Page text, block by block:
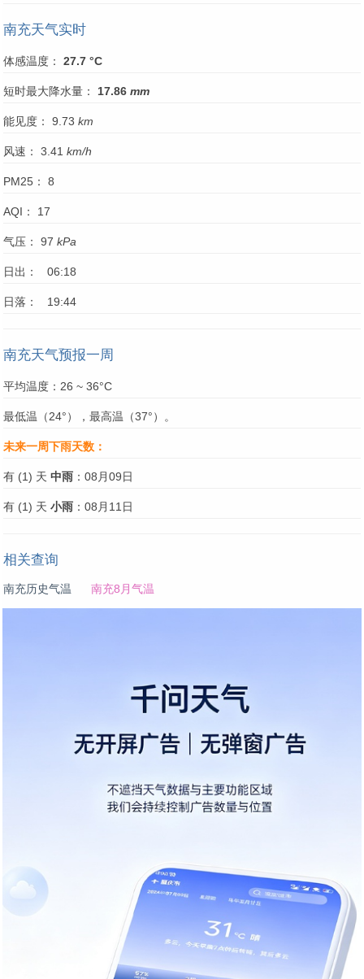
南充天气实时
体感温度： 27.7 °C
短时最大降水量： 17.86 mm
能见度： 9.73 km
风速： 3.41 km/h
PM25： 8
AQI： 17
气压： 97 kPa
日出： 06:18
日落： 19:44
南充天气预报一周
平均温度：26 ~ 36°C
最低温（24°），最高温（37°）。
未来一周下雨天数：
有 (1) 天 中雨 ：08月09日
有 (1) 天 小雨 ：08月11日
相关查询
南充历史气温 南充8月气温